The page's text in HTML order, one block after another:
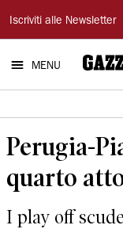
Gazzetta
di
Modena
Iscriviti alle Newsletter
MENU
Perugia-
quarto
I play off